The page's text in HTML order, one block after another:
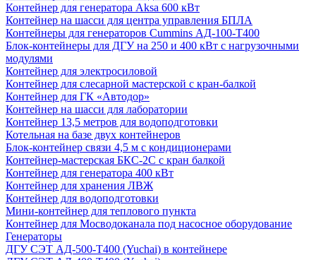
Контейнер для генератора Aksa 600 кВт
Контейнер на шасси для центра управления БПЛА
Контейнеры для генераторов Cummins АД-100-Т400
Блок-контейнеры для ДГУ на 250 и 400 кВт с нагрузочными
модулями
Контейнер для электросиловой
Контейнер для слесарной мастерской с кран-балкой
Контейнер для ГК «Автодор»
Контейнер на шасси для лаборатории
Контейнер 13,5 метров для водоподготовки
Котельная на базе двух контейнеров
Блок-контейнер связи 4,5 м с кондиционерами
Контейнер-мастерская БКС-2С с кран балкой
Контейнер для генератора 400 кВт
Контейнер для хранения ЛВЖ
Контейнер для водоподготовки
Мини-контейнер для теплового пункта
Контейнер для Мосводоканала под насосное оборудование
Генераторы
ДГУ СЭТ АД-500-Т400 (Yuchai) в контейнере